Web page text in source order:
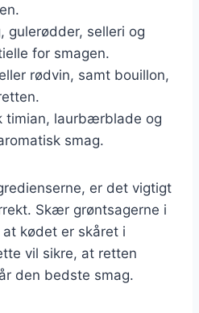
gulerødder, selleri og
for smagen.
rødvin, samt bouillon,
timian, laurbærblade og
smag.
er det vigtigt
Skær grøntsagerne i
kødet er skåret i
vil sikre, at retten
den bedste smag.